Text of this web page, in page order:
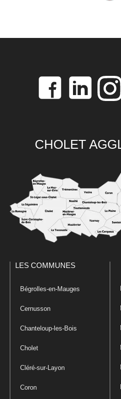
CHOLET
LES COMMUNES
Bégrolles-en-Mauges
Cernusson
Chanteloup-les-Bois
Cholet
Cléré-sur-Layon
Coron